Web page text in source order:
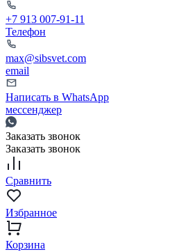
+7 913 007-91-11
Телефон
max@sibsvet.com
email
Написать в WhatsApp
мессенджер
Заказать звонок
Заказать звонок
Сравнить
Избранное
Корзина